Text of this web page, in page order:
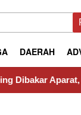
DAERAH
Warga Protes